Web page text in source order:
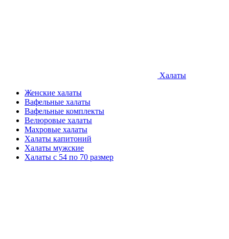
Халаты
Женские халаты
Вафельные халаты
Вафельные комплекты
Велюровые халаты
Махровые халаты
Халаты капитоний
Халаты мужские
Халаты с 54 по 70 размер